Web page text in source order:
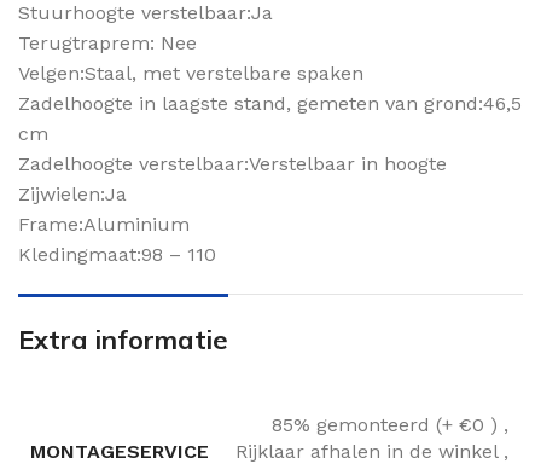
Stuurhoogte verstelbaar:Ja
Terugtraprem: Nee
Velgen:Staal, met verstelbare spaken
Zadelhoogte in laagste stand, gemeten van grond:46,5
cm
Zadelhoogte verstelbaar:Verstelbaar in hoogte
Zijwielen:Ja
Frame:Aluminium
Kledingmaat:98 – 110
Extra informatie
MONTAGESERVICE
85% gemonteerd (+ €0 ) ,
Rijklaar afhalen in de winkel ,